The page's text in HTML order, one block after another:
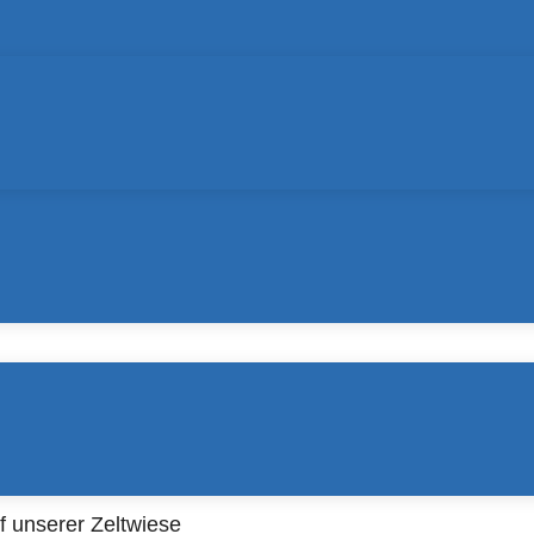
Bad Mergentheim im lieblichen Taubertal! Direkt
Campingplatz mit 120 Stellplätzen und großer
unsere schön gestalteten Mietunterkünfte Natur
und Internetanschluss
unserer Zeltwiese